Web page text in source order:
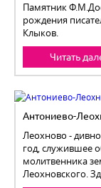
Памятник
рождения
Клыков.
Читать
Антониево-
Леохново -
год, служившее
молитвенника
Леохновского.